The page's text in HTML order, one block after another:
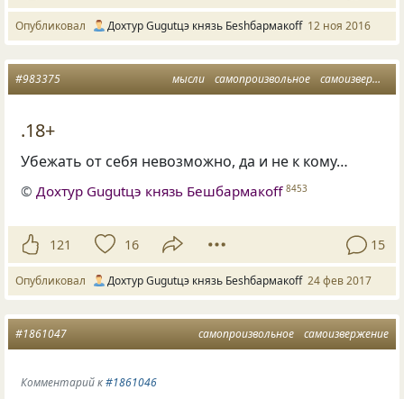
Опубликовал Дохтур Gugutцэ князь Беshбармакоff 12 ноя 2016
мысли самопроизвольное самоизвержение
#983375
.18+
Убежать от себя невозможно, да и не к кому…
© Дохтур Gugutцэ князь Бешбармакоff 8453
121 16 15
Опубликовал Дохтур Gugutцэ князь Беshбармакоff 24 фев 2017
самопроизвольное самоизвержение
#1861047
Комментарий к#1861046